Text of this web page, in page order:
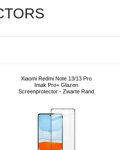
Xiaomi Redmi Note 13/13 Pro
Imak Pro+ Glazen
Screenprotector - Zwarte Rand